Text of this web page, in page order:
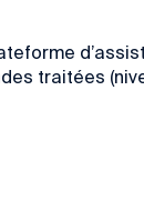
traitées